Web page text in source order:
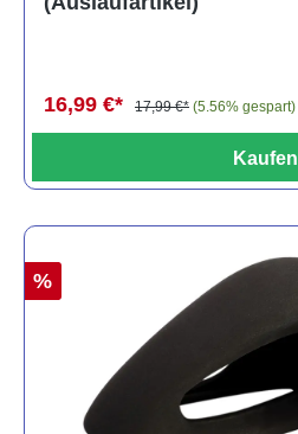
16,99 €* 17,99 €* (5.56% gespart)
Kaufen
%